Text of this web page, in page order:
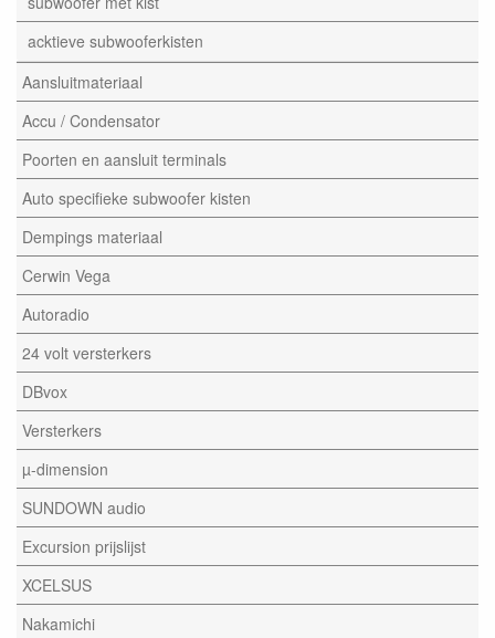
acktieve subwooferkisten
Aansluitmateriaal
Accu / Condensator
Poorten en aansluit terminals
Auto specifieke subwoofer kisten
Dempings materiaal
Cerwin Vega
Autoradio
24 volt versterkers
DBvox
Versterkers
µ-dimension
SUNDOWN audio
Excursion prijslijst
XCELSUS
Nakamichi